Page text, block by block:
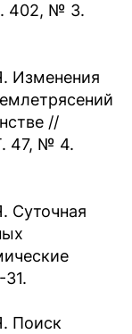
402, № 3.
Изменения
//
47, № 4.
Суточная
Поиск